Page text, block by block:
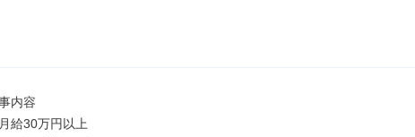
内容
給30万円以上